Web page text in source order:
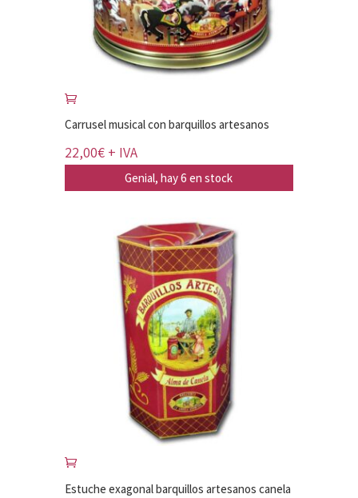
Carrusel musical con barquillos artesanos
22,00€ + IVA
Genial, hay 6 en stock
Estuche exagonal barquillos artesanos canela